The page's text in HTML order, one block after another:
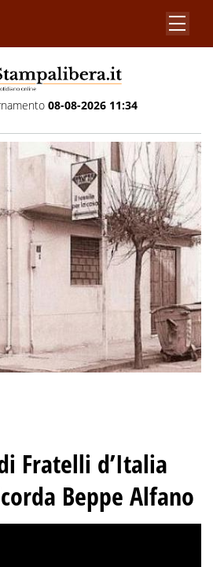
08-08-2026 11:34
Fratelli d’Italia
Beppe Alfano